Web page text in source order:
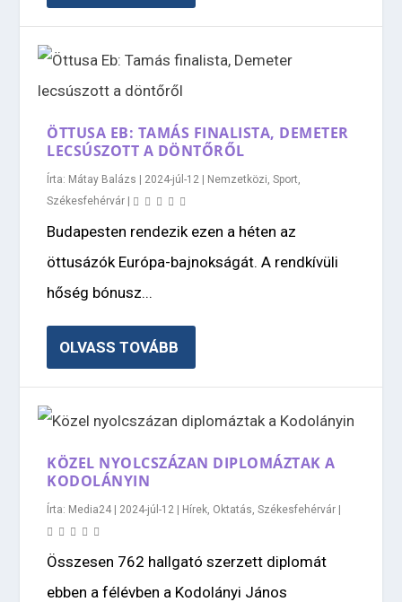
ÖTTUSA EB: TAMÁS FINALISTA, DEMETER
LECSÚSZOTT A DÖNTŐRŐL
Írta: Mátay Balázs 2024-júl-12 Nemzetközi,Sport,
Székesfehérvár
Budapesten rendezik ezen a héten az
öttusázók Európa-bajnokságát. A rendkívüli
hőség bónusz...
OLVASS TOVÁBB
KÖZEL NYOLCSZÁZAN DIPLOMÁZTAK A
KODOLÁNYIN
Írta: Media24 2024-júl-12 Hírek, Oktatás,Székesfehérvár
Összesen 762 hallgató szerzett diplomát
ebben a félévben a Kodolányi János